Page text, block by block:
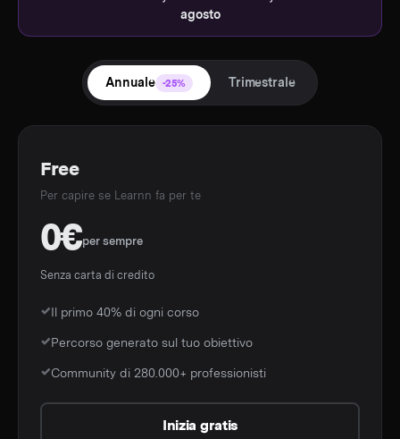
agosto
Annuale -25% Trimestrale
Free
Per capire se Learnn fa per te
0€per sempre
Senza carta di credito
Il primo 40% di ogni corso
Percorso generato sul tuo obiettivo
Community di 280.000+ professionisti
Inizia gratis